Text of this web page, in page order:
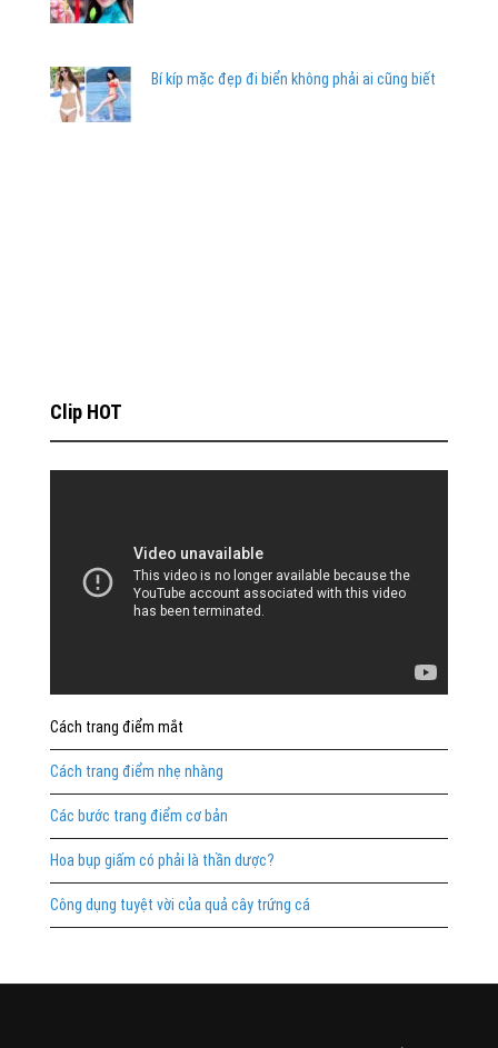
Bí kíp mặc đẹp đi biển không phải ai cũng biết
Clip HOT
Cách trang điểm mắt
Cách trang điểm nhẹ nhàng
Các bước trang điểm cơ bản
Hoa bụp giấm có phải là thần dược?
Công dụng tuyệt vời của quả cây trứng cá